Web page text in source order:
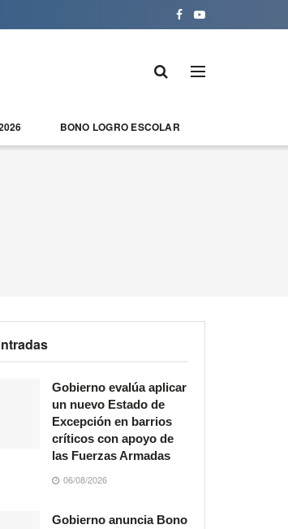
BONO LOGRO ESCOLAR
Gobierno evalúa aplicar
un nuevo Estado de
Excepción en barrios
críticos con apoyo de
las Fuerzas Armadas
06/08/2026
Gobierno anuncia Bono